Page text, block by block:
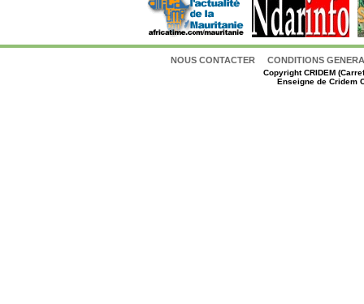
NOUS CONTACTER CONDITIONS
CopyrightCRIDEM
Enseigne de Cridem